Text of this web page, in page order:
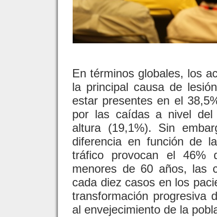
En términos globales, los
la principal causa de
estar presentes en el
por las caídas a nivel
altura (19,1%). Sin
diferencia en función de
tráfico provocan el 46%
menores de 60 años, las
cada diez casos en los
transformación progresiva
al envejecimiento de la